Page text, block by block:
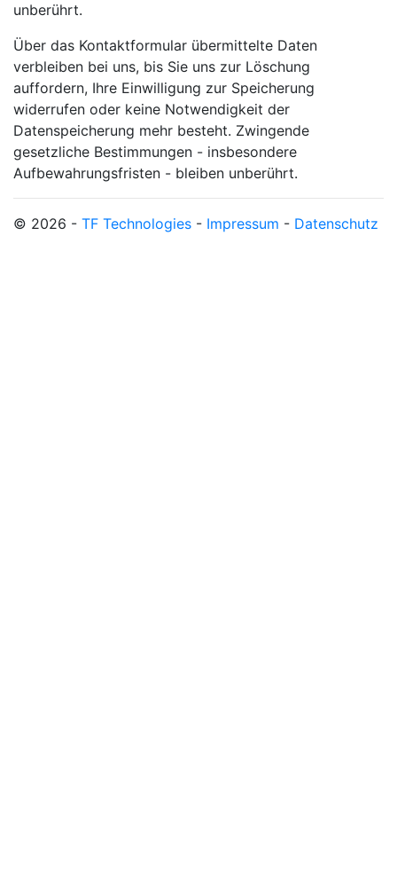
unberührt.
Über das Kontaktformular übermittelte Daten
verbleiben bei uns, bis Sie uns zur Löschung
auffordern, Ihre Einwilligung zur Speicherung
widerrufen oder keine Notwendigkeit der
Datenspeicherung mehr besteht. Zwingende
gesetzliche Bestimmungen - insbesondere
Aufbewahrungsfristen - bleiben unberührt.
© 2026 - TF Technologies - Impressum - Datenschutz